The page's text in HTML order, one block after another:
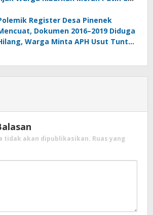
Register Desa Pinenek
Dokumen 2016–2019 Diduga
Warga Minta APH Usut Tuntas
tidak akan dipublikasikan. Ruas yang